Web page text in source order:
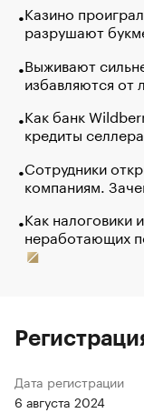
Казино
разрушают
Выживают
избавляются от
Как банк
кредиты
Сотрудники
компаниям.
Как налоговики
неработающих
Дата регистрации
6 августа 2024